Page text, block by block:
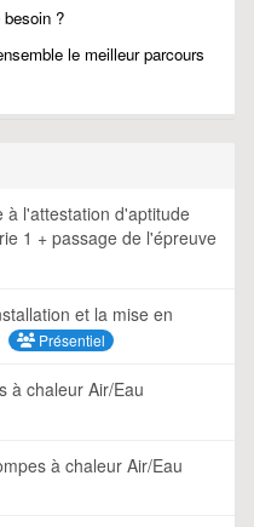
?
le meilleur parcours
à l'attestation d'aptitude
1 + passage de l'épreuve
et la mise en
Présentiel
à chaleur Air/Eau
à chaleur Air/Eau